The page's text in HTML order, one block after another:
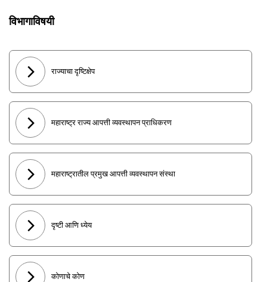
विभागाविषयी
राज्याचा दृष्टिक्षेप
महाराष्ट्र राज्य आपत्ती व्यवस्थापन प्राधिकरण
महाराष्ट्रातील प्रमुख आपत्ती व्यवस्थापन संस्था
दृष्टी आणि ध्येय
कोणाचे कोण